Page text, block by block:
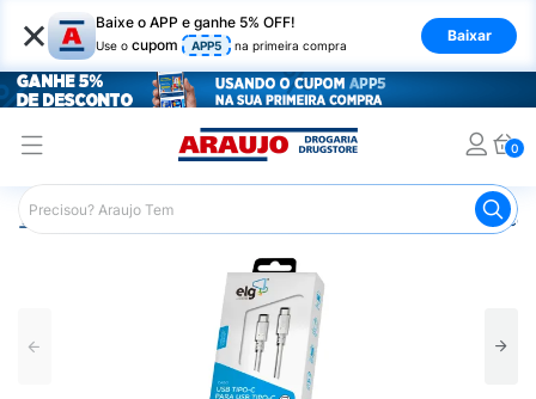
× Baixe o APP e ganhe 5% OFF!
Use o cupom APP5 na primeira compra
Baixar
0
Araujo Mercado Eletrônicos e